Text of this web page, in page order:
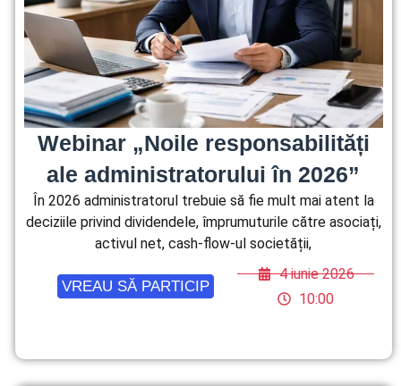
Webinar „Noile responsabilități
ale administratorului în 2026”
În 2026 administratorul trebuie să fie mult mai atent la
deciziile privind dividendele, împrumuturile către asociați,
activul net, cash-flow-ul societății,
4 iunie 2026
10:00
VREAU SĂ PARTICIP